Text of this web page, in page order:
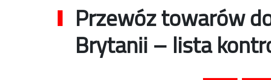
Przewóz towarów
Brytanii – lista